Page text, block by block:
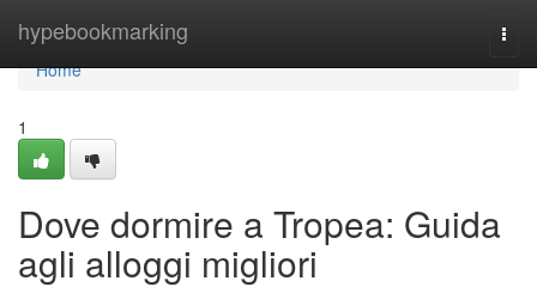
hypebookmarking
Home
Home
1
Dove dormire a Tropea: Guida
agli alloggi migliori